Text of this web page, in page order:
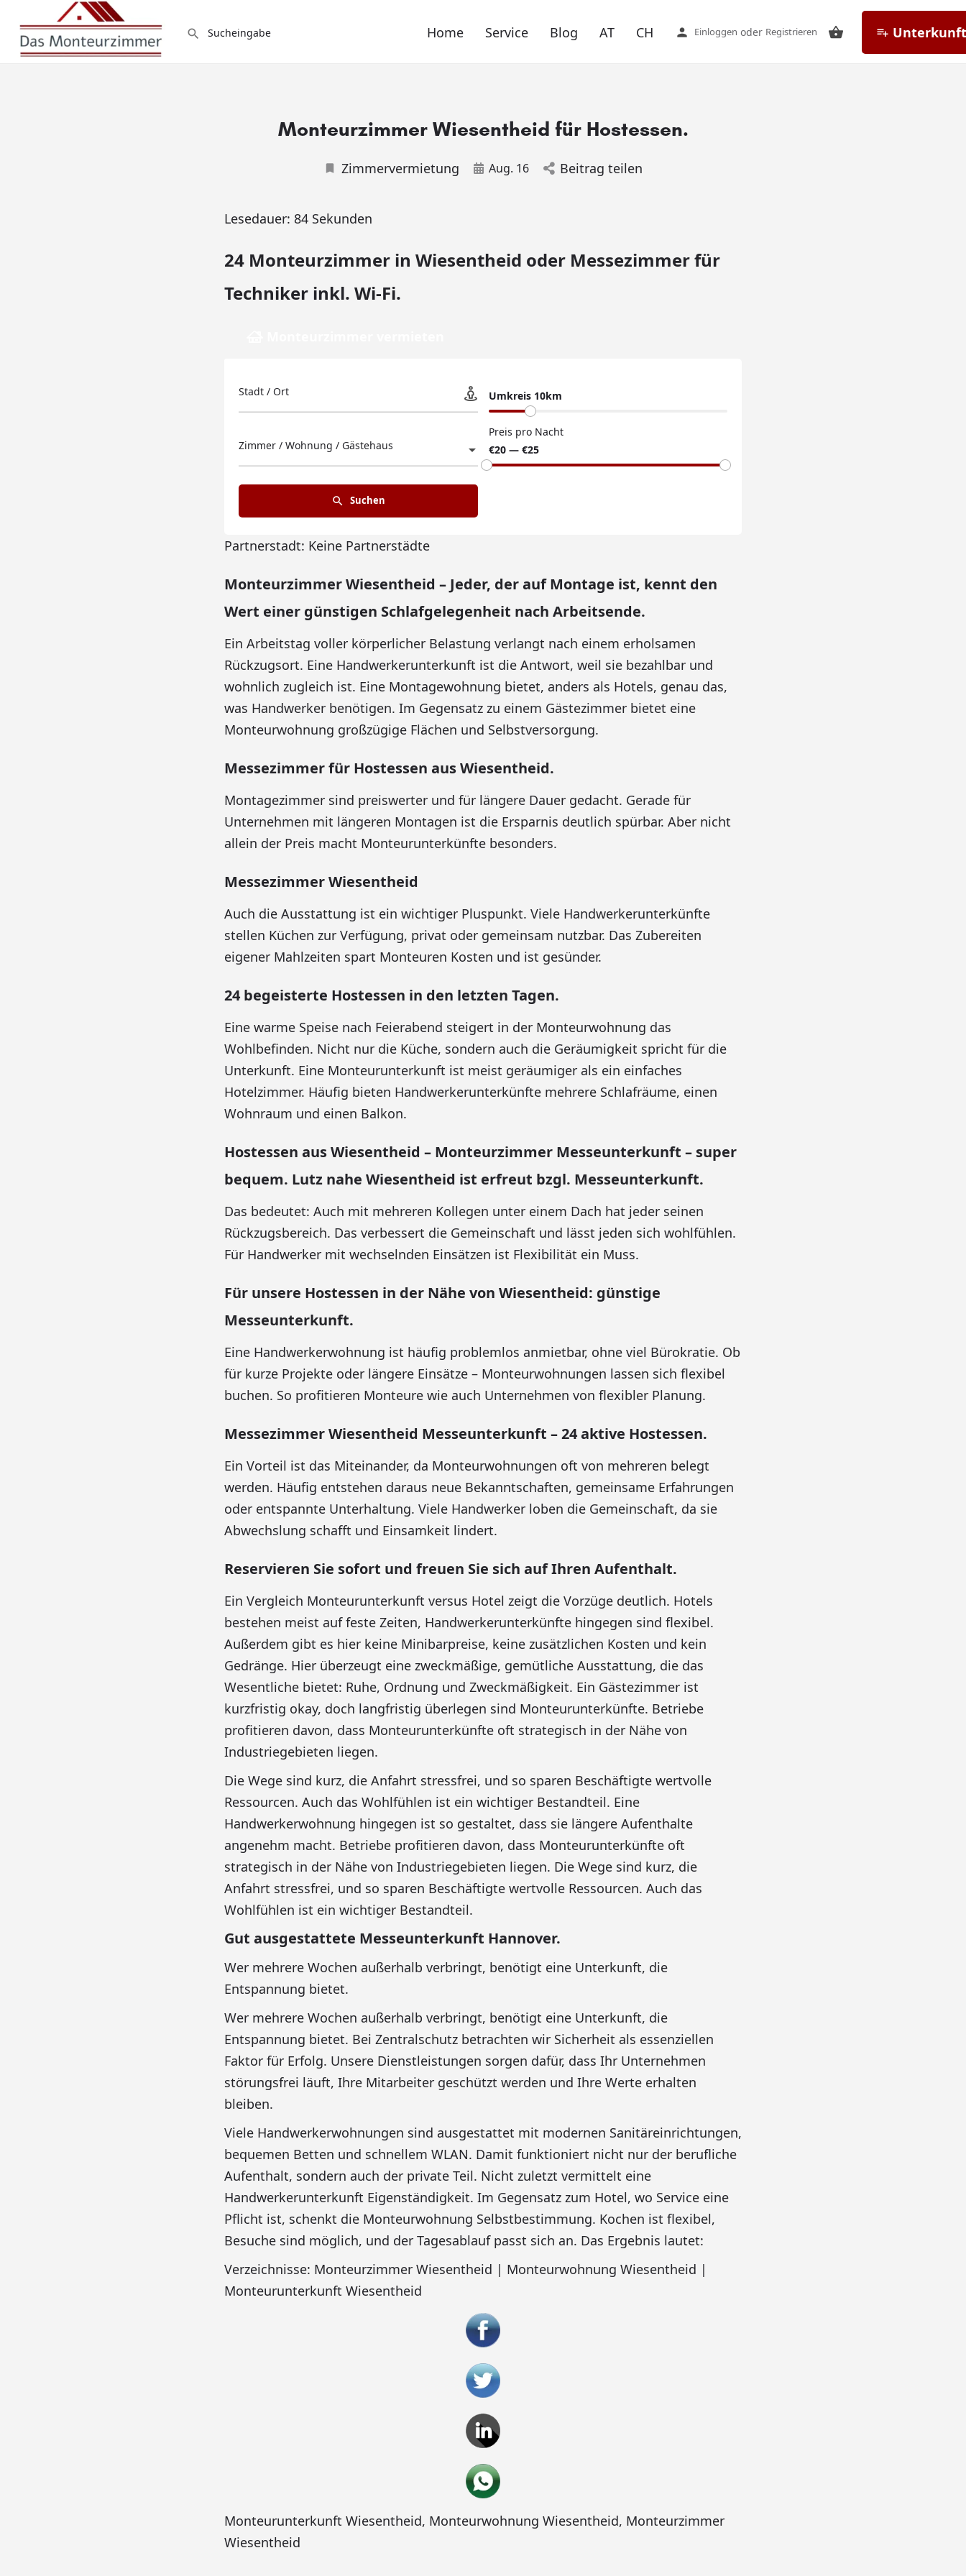
Home Service Blog AT CH Einloggen oder Registrieren
Monteurzimmer Wiesentheid für Hostessen.
Zimmervermietung Aug. 16 Beitrag teilen
Lesedauer: 84 Sekunden
24 Monteurzimmer in Wiesentheid oder Messezimmer für
Techniker inkl. Wi-Fi.
Stadt / Ort Umkreis 10km
Zimmer / Wohnung / Gästehaus
Preis pro Nacht
€20 — €25
Suchen
Partnerstadt: Keine Partnerstädte
Monteurzimmer Wiesentheid – Jeder, der auf Montage ist, kennt den
Wert einer günstigen Schlafgelegenheit nach Arbeitsende.
Ein Arbeitstag voller körperlicher Belastung verlangt nach einem erholsamen
Rückzugsort. Eine Handwerkerunterkunft ist die Antwort, weil sie bezahlbar und
wohnlich zugleich ist. Eine Montagewohnung bietet, anders als Hotels, genau das,
was Handwerker benötigen. Im Gegensatz zu einem Gästezimmer bietet eine
Monteurwohnung großzügige Flächen und Selbstversorgung.
Messezimmer für Hostessen aus Wiesentheid.
Montagezimmer sind preiswerter und für längere Dauer gedacht. Gerade für
Unternehmen mit längeren Montagen ist die Ersparnis deutlich spürbar. Aber nicht
allein der Preis macht Monteurunterkünfte besonders.
Messezimmer Wiesentheid
Auch die Ausstattung ist ein wichtiger Pluspunkt. Viele Handwerkerunterkünfte
stellen Küchen zur Verfügung, privat oder gemeinsam nutzbar. Das Zubereiten
eigener Mahlzeiten spart Monteuren Kosten und ist gesünder.
24 begeisterte Hostessen in den letzten Tagen.
Eine warme Speise nach Feierabend steigert in der Monteurwohnung das
Wohlbefinden. Nicht nur die Küche, sondern auch die Geräumigkeit spricht für die
Unterkunft. Eine Monteurunterkunft ist meist geräumiger als ein einfaches
Hotelzimmer. Häufig bieten Handwerkerunterkünfte mehrere Schlafräume, einen
Wohnraum und einen Balkon.
Hostessen aus Wiesentheid – Monteurzimmer Messeunterkunft – super
bequem. Lutz nahe Wiesentheid ist erfreut bzgl. Messeunterkunft.
Das bedeutet: Auch mit mehreren Kollegen unter einem Dach hat jeder seinen
Rückzugsbereich. Das verbessert die Gemeinschaft und lässt jeden sich wohlfühlen.
Für Handwerker mit wechselnden Einsätzen ist Flexibilität ein Muss.
Für unsere Hostessen in der Nähe von Wiesentheid: günstige
Messeunterkunft.
Eine Handwerkerwohnung ist häufig problemlos anmietbar, ohne viel Bürokratie. Ob
für kurze Projekte oder längere Einsätze – Monteurwohnungen lassen sich flexibel
buchen. So profitieren Monteure wie auch Unternehmen von flexibler Planung.
Messezimmer Wiesentheid Messeunterkunft – 24 aktive Hostessen.
Ein Vorteil ist das Miteinander, da Monteurwohnungen oft von mehreren belegt
werden. Häufig entstehen daraus neue Bekanntschaften, gemeinsame Erfahrungen
oder entspannte Unterhaltung. Viele Handwerker loben die Gemeinschaft, da sie
Abwechslung schafft und Einsamkeit lindert.
Reservieren Sie sofort und freuen Sie sich auf Ihren Aufenthalt.
Ein Vergleich Monteurunterkunft versus Hotel zeigt die Vorzüge deutlich. Hotels
bestehen meist auf feste Zeiten, Handwerkerunterkünfte hingegen sind flexibel.
Außerdem gibt es hier keine Minibarpreise, keine zusätzlichen Kosten und kein
Gedränge. Hier überzeugt eine zweckmäßige, gemütliche Ausstattung, die das
Wesentliche bietet: Ruhe, Ordnung und Zweckmäßigkeit. Ein Gästezimmer ist
kurzfristig okay, doch langfristig überlegen sind Monteurunterkünfte. Betriebe
profitieren davon, dass Monteurunterkünfte oft strategisch in der Nähe von
Industriegebieten liegen.
Die Wege sind kurz, die Anfahrt stressfrei, und so sparen Beschäftigte wertvolle
Ressourcen. Auch das Wohlfühlen ist ein wichtiger Bestandteil. Eine
Handwerkerwohnung hingegen ist so gestaltet, dass sie längere Aufenthalte
angenehm macht. Betriebe profitieren davon, dass Monteurunterkünfte oft
strategisch in der Nähe von Industriegebieten liegen. Die Wege sind kurz, die
Anfahrt stressfrei, und so sparen Beschäftigte wertvolle Ressourcen. Auch das
Wohlfühlen ist ein wichtiger Bestandteil.
Gut ausgestattete Messeunterkunft Hannover.
Wer mehrere Wochen außerhalb verbringt, benötigt eine Unterkunft, die
Entspannung bietet.
Wer mehrere Wochen außerhalb verbringt, benötigt eine Unterkunft, die
Entspannung bietet. Bei Zentralschutz betrachten wir Sicherheit als essenziellen
Faktor für Erfolg. Unsere Dienstleistungen sorgen dafür, dass Ihr Unternehmen
störungsfrei läuft, Ihre Mitarbeiter geschützt werden und Ihre Werte erhalten
bleiben.
Viele Handwerkerwohnungen sind ausgestattet mit modernen Sanitäreinrichtungen,
bequemen Betten und schnellem WLAN. Damit funktioniert nicht nur der berufliche
Aufenthalt, sondern auch der private Teil. Nicht zuletzt vermittelt eine
Handwerkerunterkunft Eigenständigkeit. Im Gegensatz zum Hotel, wo Service eine
Pflicht ist, schenkt die Monteurwohnung Selbstbestimmung. Kochen ist flexibel,
Besuche sind möglich, und der Tagesablauf passt sich an. Das Ergebnis lautet:
Verzeichnisse: Monteurzimmer Wiesentheid | Monteurwohnung Wiesentheid |
Monteurunterkunft Wiesentheid
Monteurunterkunft Wiesentheid, Monteurwohnung Wiesentheid, Monteurzimmer
Wiesentheid